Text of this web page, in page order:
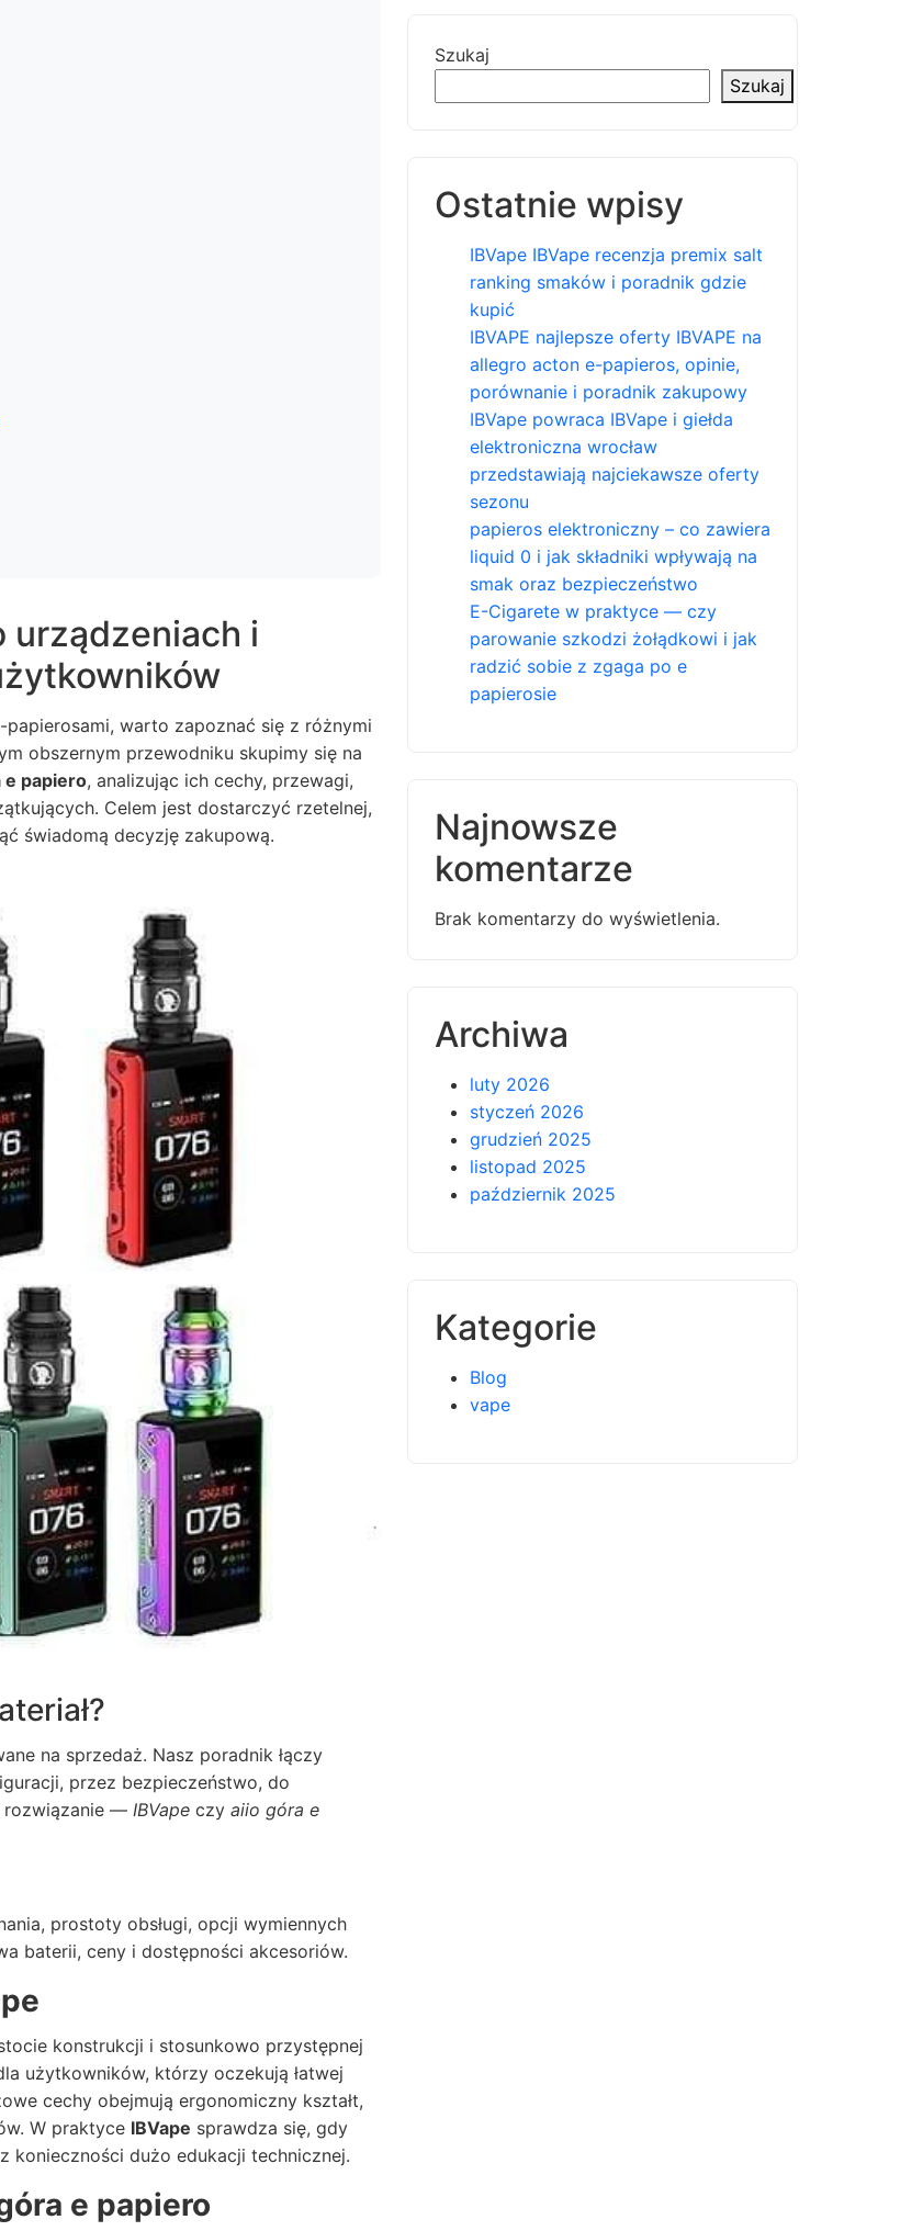
urządzeniach i
warto zapoznać się z różnymi
obszernym przewodniku skupimy się na
e papiero, analizując ich cechy, przewagi,
Celem jest dostarczyć rzetelnej,
świadomą decyzję zakupową.
na sprzedaż. Nasz poradnik łączy
przez bezpieczeństwo, do
rozwiązanie — IBVape czy aiio góra e
prostoty obsługi, opcji wymiennych
baterii, ceny i dostępności akcesoriów.
konstrukcji i stosunkowo przystępnej
użytkowników, którzy oczekują łatwej
cechy obejmują ergonomiczny kształt,
W praktyce IBVape sprawdza się, gdy
konieczności dużo edukacji technicznej.
e papiero
Szukaj
Szukaj
Ostatnie wpisy
IBVape IBVape recenzja premix salt
ranking smaków i poradnik gdzie
kupić
IBVAPE najlepsze oferty IBVAPE na
allegro acton e-papieros, opinie,
porównanie i poradnik zakupowy
IBVape powraca IBVape i giełda
elektroniczna wrocław
przedstawiają najciekawsze oferty
sezonu
papieros elektroniczny – co zawiera
liquid 0 i jak składniki wpływają na
smak oraz bezpieczeństwo
E-Cigarete w praktyce — czy
parowanie szkodzi żołądkowi i jak
radzić sobie z zgaga po e
papierosie
Najnowsze
komentarze
Brak komentarzy do wyświetlenia.
Archiwa
luty 2026
styczeń 2026
grudzień 2025
listopad 2025
październik 2025
Kategorie
Blog
vape